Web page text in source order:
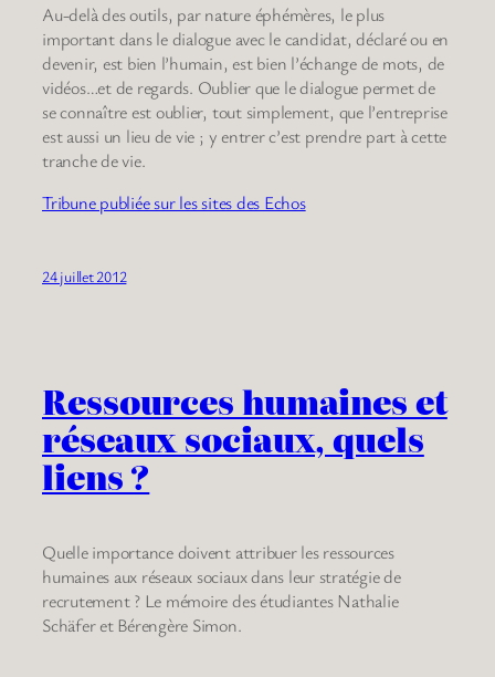
Au-delà des outils, par nature éphémères, le plus
important dans le dialogue avec le candidat, déclaré ou en
devenir, est bien l’humain, est bien l’échange de mots, de
vidéos…et de regards. Oublier que le dialogue permet de
se connaître est oublier, tout simplement, que l’entreprise
est aussi un lieu de vie ; y entrer c’est prendre part à cette
tranche de vie.
Tribune publiée sur les sites des Echos
24 juillet 2012
Ressources humaines et
réseaux sociaux, quels
liens ?
Quelle importance doivent attribuer les ressources
humaines aux réseaux sociaux dans leur stratégie de
recrutement ? Le mémoire des étudiantes Nathalie
Schäfer et Bérengère Simon.